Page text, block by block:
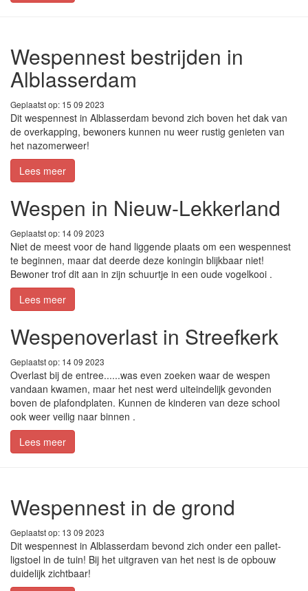
Wespennest bestrijden in
Alblasserdam
Geplaatst op: 15 09 2023
Dit wespennest in Alblasserdam bevond zich boven het dak van
de overkapping, bewoners kunnen nu weer rustig genieten van
het nazomerweer!
Lees meer
Wespen in Nieuw-Lekkerland
Geplaatst op: 14 09 2023
Niet de meest voor de hand liggende plaats om een wespennest
te beginnen, maar dat deerde deze koningin blijkbaar niet!
Bewoner trof dit aan in zijn schuurtje in een oude vogelkooi .
Lees meer
Wespenoverlast in Streefkerk
Geplaatst op: 14 09 2023
Overlast bij de entree......was even zoeken waar de wespen
vandaan kwamen, maar het nest werd uiteindelijk gevonden
boven de plafondplaten. Kunnen de kinderen van deze school
ook weer veilig naar binnen .
Lees meer
Wespennest in de grond
Geplaatst op: 13 09 2023
Dit wespennest in Alblasserdam bevond zich onder een pallet-
ligstoel in de tuin! Bij het uitgraven van het nest is de opbouw
duidelijk zichtbaar!